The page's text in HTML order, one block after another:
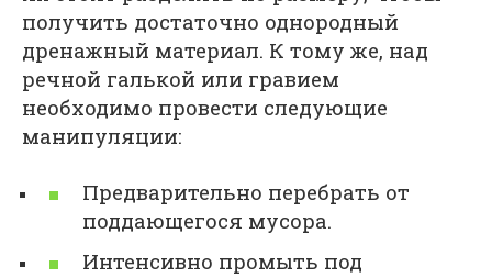
получить достаточно однородный
дренажный материал. К тому же, над
речной галькой или гравием
необходимо провести следующие
манипуляции:
Предварительно перебрать от
поддающегося мусора.
Интенсивно промыть под